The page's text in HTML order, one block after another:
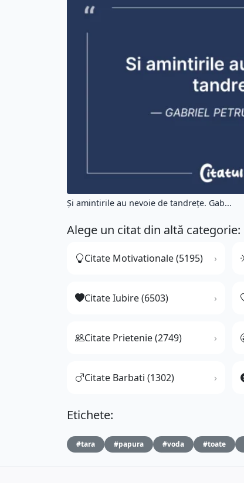
Și amintirile au nevoie de tandrețe. Gab...
Alege un citat din altă categorie:
Citate Motivationale (5195)
Citate Iubire (6503)
Citate Prietenie (2749)
Citate Barbati (1302)
Etichete:
#tara #papura #voda #toate